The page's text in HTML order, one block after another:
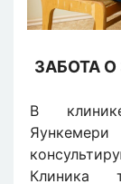
ЗАБОТА
В
Клиника